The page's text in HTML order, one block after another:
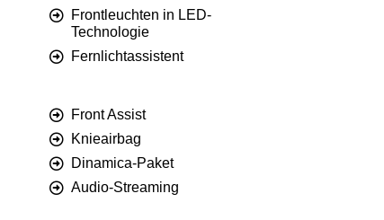
Frontleuchten in LED-
Technologie
Fernlichtassistent
Front Assist
Knieairbag
Dinamica-Paket
Audio-Streaming